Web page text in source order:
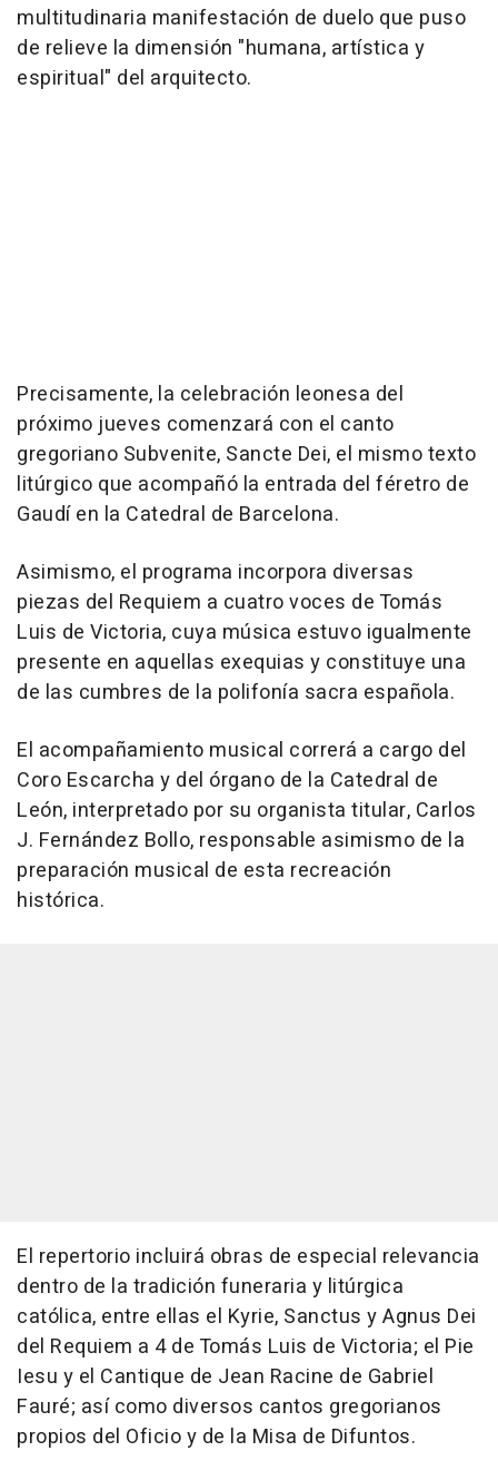
multitudinaria manifestación de duelo que puso
de relieve la dimensión "humana, artística y
espiritual" del arquitecto.
Precisamente, la celebración leonesa del
próximo jueves comenzará con el canto
gregoriano Subvenite, Sancte Dei, el mismo texto
litúrgico que acompañó la entrada del féretro de
Gaudí en la Catedral de Barcelona.
Asimismo, el programa incorpora diversas
piezas del Requiem a cuatro voces de Tomás
Luis de Victoria, cuya música estuvo igualmente
presente en aquellas exequias y constituye una
de las cumbres de la polifonía sacra española.
El acompañamiento musical correrá a cargo del
Coro Escarcha y del órgano de la Catedral de
León, interpretado por su organista titular, Carlos
J. Fernández Bollo, responsable asimismo de la
preparación musical de esta recreación
histórica.
El repertorio incluirá obras de especial relevancia
dentro de la tradición funeraria y litúrgica
católica, entre ellas el Kyrie, Sanctus y Agnus Dei
del Requiem a 4 de Tomás Luis de Victoria; el Pie
Iesu y el Cantique de Jean Racine de Gabriel
Fauré; así como diversos cantos gregorianos
propios del Oficio y de la Misa de Difuntos.